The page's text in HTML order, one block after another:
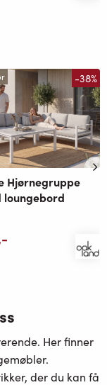
-38%
Hjørnegruppe
loungebord
Her finner
der du kan få